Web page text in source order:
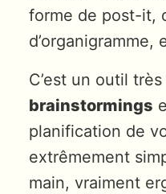
forme de post-it,
d’organigramme,
C’est un outil
brainstormings
planification de
extrêmement
main, vraiment